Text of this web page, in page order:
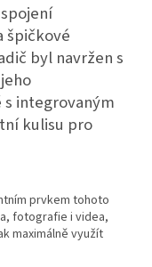
špičkové
byl navržen s
integrovaným
kulisu pro
prvkem tohoto
fotografie i videa,
maximálně využít